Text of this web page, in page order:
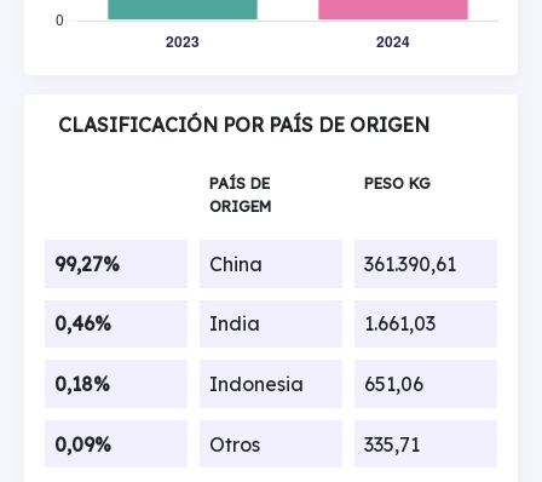
CLASIFICACIÓN POR PAÍS DE ORIGEN
PAÍS DE
ORIGEM
PESO KG
99,27% China 361.390,61
0,46% India 1.661,03
0,18% Indonesia 651,06
0,09% Otros 335,71